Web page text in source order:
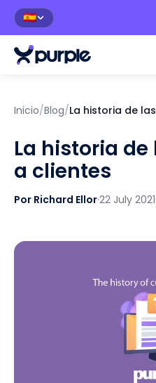
🇪🇸
Inicio/Blog/La historia de
La historia
a clientes
Por Richard Ellor·22 July 2021